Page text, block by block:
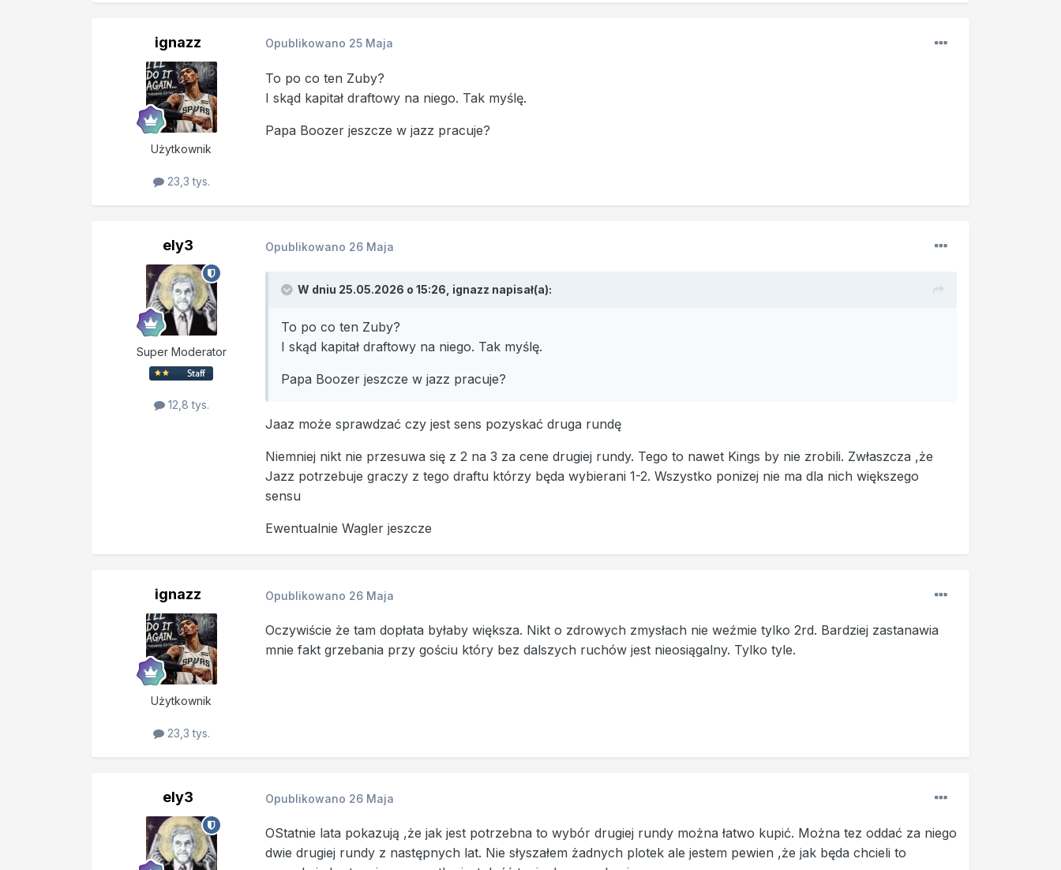
ignazz
Użytkownik
23,3 tys.
Opublikowano 25 Maja
To po co ten Zuby?
I skąd kapitał draftowy na niego. Tak myślę.
Papa Boozer jeszcze w jazz pracuje?
ely3
Super Moderator
12,8 tys.
Opublikowano 26 Maja
W dniu 25.05.2026 o 15:26, ignazz napisał(a):
To po co ten Zuby?
I skąd kapitał draftowy na niego. Tak myślę.
Papa Boozer jeszcze w jazz pracuje?
Jaaz może sprawdzać czy jest sens pozyskać druga rundę
Niemniej nikt nie przesuwa się z 2 na 3 za cene drugiej rundy. Tego to nawet Kings by nie zrobili. Zwłaszcza ,że
Jazz potrzebuje graczy z tego draftu którzy będa wybierani 1-2. Wszystko ponizej nie ma dla nich większego
sensu
Ewentualnie Wagler jeszcze
ignazz
Użytkownik
23,3 tys.
Opublikowano 26 Maja
Oczywiście że tam dopłata byłaby większa. Nikt o zdrowych zmysłach nie weźmie tylko 2rd. Bardziej zastanawia
mnie fakt grzebania przy gościu który bez dalszych ruchów jest nieosiągalny. Tylko tyle.
ely3 Opublikowano 26 Maja
OStatnie lata pokazują ,że jak jest potrzebna to wybór drugiej rundy można łatwo kupić. Można tez oddać za niego
dwie drugiej rundy z następnych lat. Nie słyszałem żadnych plotek ale jestem pewien ,że jak będa chcieli to